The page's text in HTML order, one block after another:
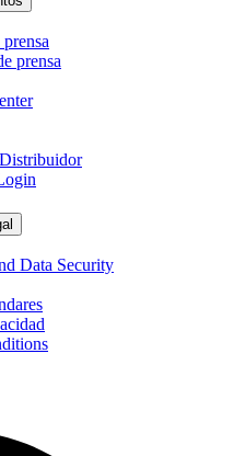
prensa
Data Security